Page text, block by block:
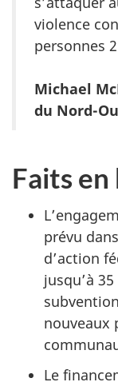
violence
personnes
Michael
du Nord-
Faits
prévu
d’action
jusqu’à
nouveaux
Le